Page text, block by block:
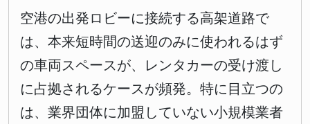
空港の出発ロビーに接続する高架道路で
は、本来短時間の送迎のみに使われるはず
の車両スペースが、レンタカーの受け渡し
に占拠されるケースが頻発。特に目立つの
は、業界団体に加盟していない小規模業者